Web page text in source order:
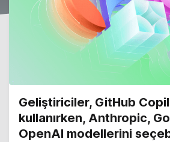
Geliştiriciler, GitHub
kullanırken, Anthropic,
OpenAI modellerini